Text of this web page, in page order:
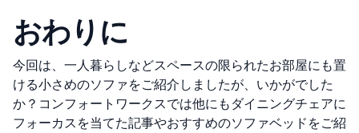
おわりに
今回は、一人暮らしなどスペースの限られたお部屋にも置
ける小さめのソファをご紹介しましたが、いかがでした
か？コンフォートワークスでは他にもダイニングチェアに
フォーカスを当てた記事やおすすめのソファベッドをご紹